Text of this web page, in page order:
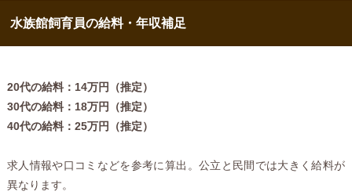
水族館飼育員の給料・年収補足
20代の給料：14万円（推定）
30代の給料：18万円（推定）
40代の給料：25万円（推定）
求人情報や口コミなどを参考に算出。公立と民間では大きく給料が
異なります。